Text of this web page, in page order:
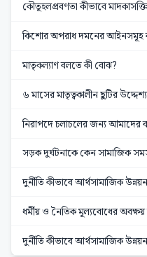
কৌতূহলপ্রবণতা কীভাবে
কিশোর অপরাধ দমনের আইনসমূহ
মাতৃকল্যাণ বলতে কী বোঝ?
৬ মাসের মাতৃত্বকালীন ছুটির উদ্দেশ্য
নিরাপদে চলাচলের জন্য আমাদের
সড়ক দুর্ঘটনাকে কেন সামাজিক
দুর্নীতি কীভাবে আর্থসামাজিক
ধর্মীয় ও নৈতিক মূল্যবোধের অবক্ষয়
দুর্নীতি কীভাবে আর্থসামাজিক